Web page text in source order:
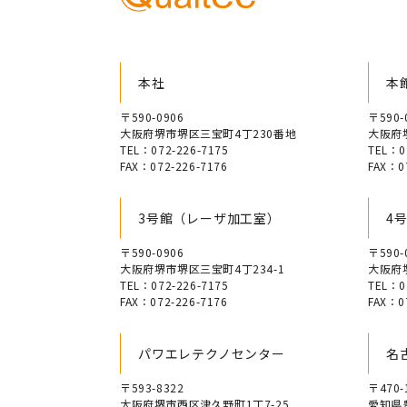
本社
〒590-0906
大阪府堺市堺区三宝町4丁230番地
TEL：072-226-7175
FAX：072-226-7176
3号館（レーザ加工室）
〒590-0906
大阪府堺市堺区三宝町4丁234-1
TEL：072-226-7175
FAX：072-226-7176
パワエレテクノセンター
〒593-8322
本
〒
大阪府
TEL：
FAX：
4
〒
大阪府
TEL：
FAX：
名
〒